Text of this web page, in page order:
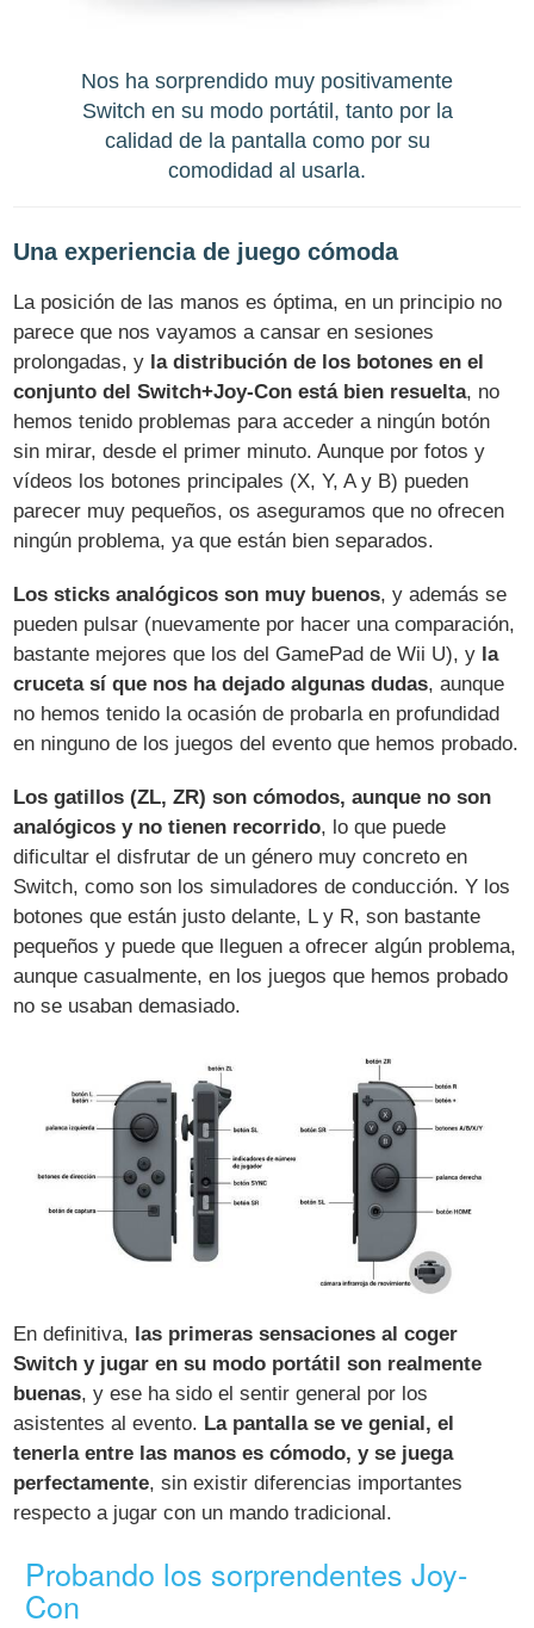
Nos ha sorprendido muy positivamente
Switch en su modo portátil, tanto por la
calidad de la pantalla como por su
comodidad al usarla.
Una experiencia de juego cómoda
La posición de las manos es óptima, en un principio no
parece que nos vayamos a cansar en sesiones
prolongadas, y la distribución de los botones en el
conjunto del Switch+Joy-Con está bien resuelta, no
hemos tenido problemas para acceder a ningún botón
sin mirar, desde el primer minuto. Aunque por fotos y
vídeos los botones principales (X, Y, A y B) pueden
parecer muy pequeños, os aseguramos que no ofrecen
ningún problema, ya que están bien separados.
Los sticks analógicos son muy buenos, y además se
pueden pulsar (nuevamente por hacer una comparación,
bastante mejores que los del GamePad de Wii U), y la
cruceta sí que nos ha dejado algunas dudas, aunque
no hemos tenido la ocasión de probarla en profundidad
en ninguno de los juegos del evento que hemos probado.
Los gatillos (ZL, ZR) son cómodos, aunque no son
analógicos y no tienen recorrido, lo que puede
dificultar el disfrutar de un género muy concreto en
Switch, como son los simuladores de conducción. Y los
botones que están justo delante, L y R, son bastante
pequeños y puede que lleguen a ofrecer algún problema,
aunque casualmente, en los juegos que hemos probado
no se usaban demasiado.
En definitiva, las primeras sensaciones al coger
Switch y jugar en su modo portátil son realmente
buenas, y ese ha sido el sentir general por los
asistentes al evento. La pantalla se ve genial, el
tenerla entre las manos es cómodo, y se juega
perfectamente, sin existir diferencias importantes
respecto a jugar con un mando tradicional.
Probando los sorprendentes Joy-
Con